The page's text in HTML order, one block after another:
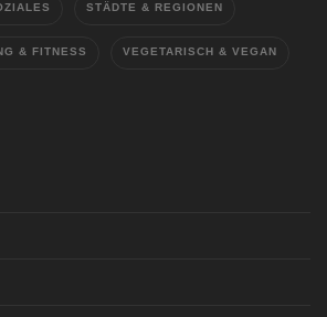
STÄDTE & REGIONEN
& FITNESS VEGETARISCH & VEGAN